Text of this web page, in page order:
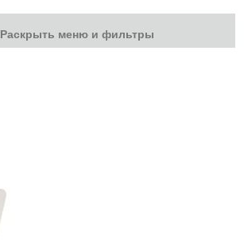
Раскрыть меню и фильтры